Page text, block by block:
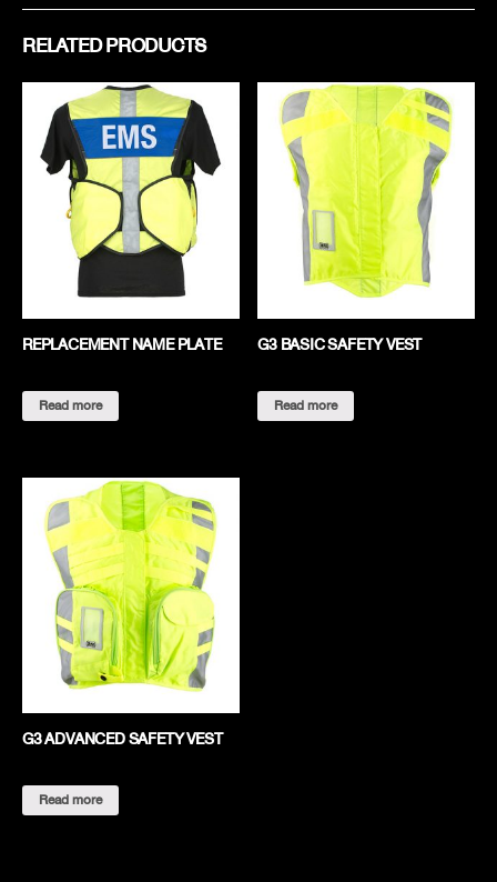
RELATED PRODUCTS
REPLACEMENT NAME PLATE
Read more
G3 BASIC SAFETY VEST
Read more
G3 ADVANCED SAFETY VEST
Read more